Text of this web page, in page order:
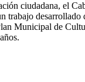
ciudadana, el
trabajo desarrollado
Municipal de